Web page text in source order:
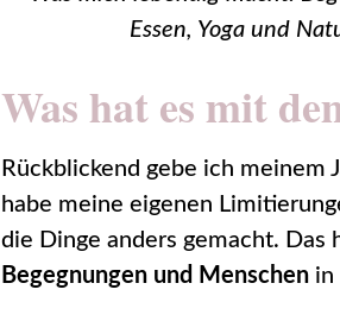
Essen, Yoga und
Was hat es mit
Rückblickend gebe ich meinem
habe meine eigenen
die Dinge anders gemacht. Das
Begegnungen und Menschen in